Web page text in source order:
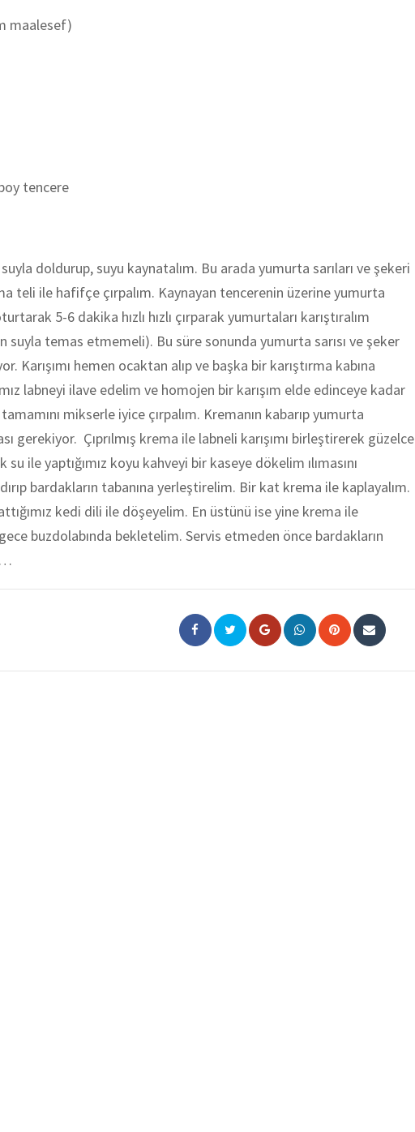
maalesef)
tencere
doldurup, suyu kaynatalım. Bu arada yumurta sarıları ve şekeri
teli ile hafifçe çırpalım. Kaynayan tencerenin üzerine yumurta
5-6 dakika hızlı hızlı çırparak yumurtaları karıştıralım
temas etmemeli). Bu süre sonunda yumurta sarısı ve şeker
Karışımı hemen ocaktan alıp ve başka bir karıştırma kabına
labneyi ilave edelim ve homojen bir karışım elde edinceye kadar
mikserle iyice çırpalım. Kremanın kabarıp yumurta
gerekiyor. Çıprılmış krema ile labneli karışımı birleştirerek güzelce
su ile yaptığımız koyu kahveyi bir kaseye dökelim ılımasını
bardakların tabanına yerleştirelim. Bir kat krema ile kaplayalım.
kedi dili ile döşeyelim. En üstünü ise yine krema ile
buzdolabında bekletelim. Servis etmeden önce bardakların
Google+ WhatsappPinterestShare